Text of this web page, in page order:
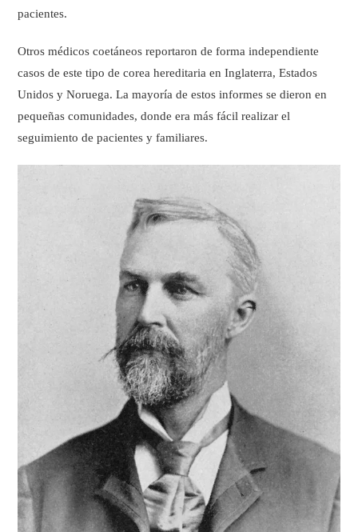
pacientes.
Otros médicos coetáneos reportaron de forma independiente
casos de este tipo de corea hereditaria en Inglaterra, Estados
Unidos y Noruega. La mayoría de estos informes se dieron en
pequeñas comunidades, donde era más fácil realizar el
seguimiento de pacientes y familiares.